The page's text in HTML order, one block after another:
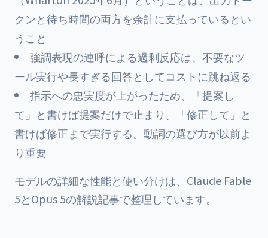
クンと待ち時間の両方を余計に支払っているとい
うこと
強調表現の連呼による過剰反応は、不要なツ
ール実行や長すぎる回答としてコストに跳ね返る
指示への忠実度が上がったため、「提案し
て」と書けば提案だけで止まり、「修正して」と
書けば修正まで実行する。動詞の選び方が以前よ
り重要
モデルの詳細な性能と使い分けは、 Claude Fable
5とOpus 5の解説記事で整理しています。